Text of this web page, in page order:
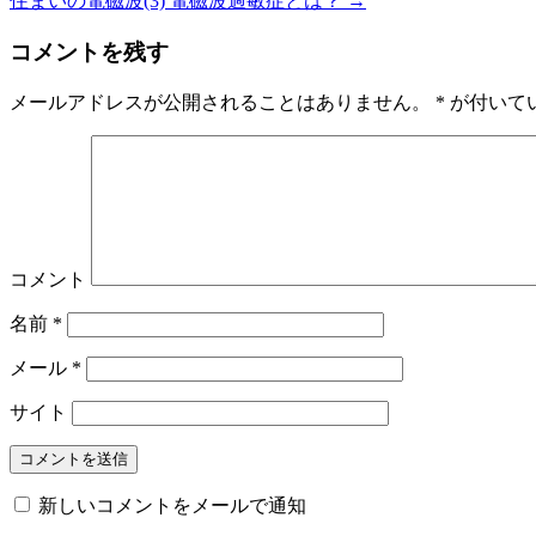
コメントを残す
メールアドレスが公開されることはありません。 * が付いて
コメント
名前 *
メール *
サイト
新しいコメントをメールで通知